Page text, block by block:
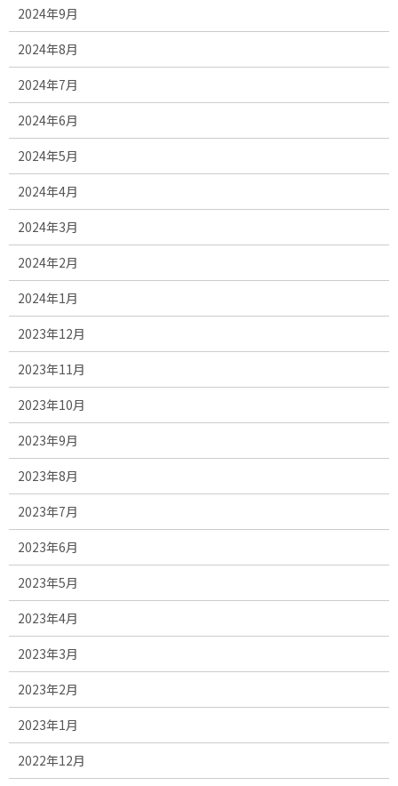
2024年9月
2024年8月
2024年7月
2024年6月
2024年5月
2024年4月
2024年3月
2024年2月
2024年1月
2023年12月
2023年11月
2023年10月
2023年9月
2023年8月
2023年7月
2023年6月
2023年5月
2023年4月
2023年3月
2023年2月
2023年1月
2022年12月